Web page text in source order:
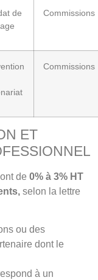
de
Commissions
Commissions
ET
de 0% à 3% HT
selon la lettre
ou des
dont le
à un